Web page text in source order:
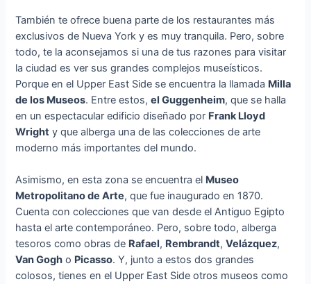
También te ofrece buena parte de los restaurantes más
exclusivos de Nueva York y es muy tranquila. Pero, sobre
todo, te la aconsejamos si una de tus razones para visitar
la ciudad es ver sus grandes complejos museísticos.
Porque en el Upper East Side se encuentra la llamada Milla
de los Museos. Entre estos,el Guggenheim, que se halla
en un espectacular edificio diseñado por Frank Lloyd
Wright y que alberga una de las colecciones de arte
moderno más importantes del mundo.
Asimismo, en esta zona se encuentra el Museo
Metropolitano de Arte, que fue inaugurado en 1870.
Cuenta con colecciones que van desde el Antiguo Egipto
hasta el arte contemporáneo. Pero, sobre todo, alberga
tesoros como obras de Rafael, Rembrandt,Velázquez,
Van Gogh o Picasso. Y, junto a estos dos grandes
colosos, tienes en el Upper East Side otros museos como